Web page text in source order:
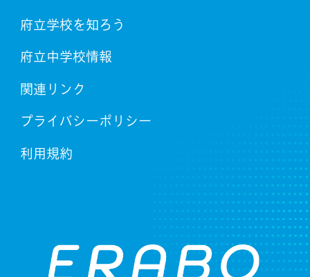
府立学校を知ろう
府立中学校情報
関連リンク
プライバシーポリシー
利用規約